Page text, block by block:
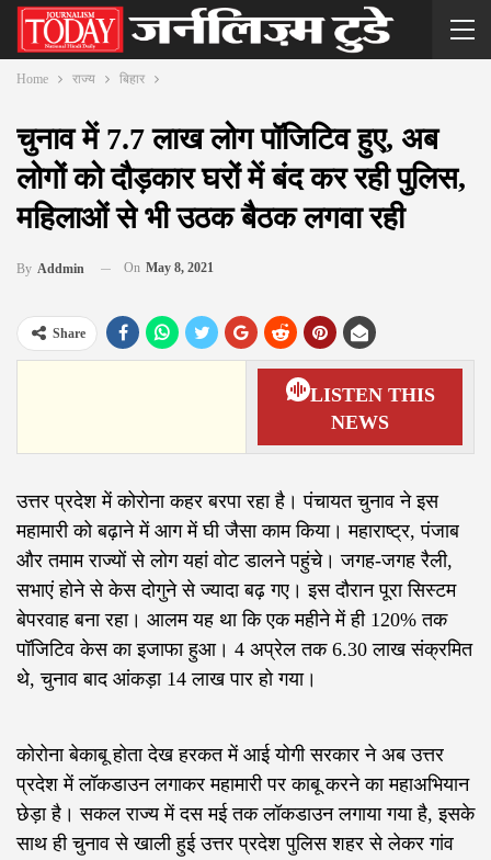
Home राज्य बिहार
चुनाव में 7.7 लाख लोग पॉजिटिव हुए, अब
लोगों को दौड़कार घरों में बंद कर रही पुलिस,
महिलाओं से भी उठक बैठक लगवा रही
By Addmin On May 8, 2021
Share
LISTEN THIS
NEWS
उत्तर प्रदेश में कोरोना कहर बरपा रहा है। पंचायत चुनाव ने इस
महामारी को बढ़ाने में आग में घी जैसा काम किया। महाराष्ट्र, पंजाब
और तमाम राज्यों से लोग यहां वोट डालने पहुंचे। जगह-जगह रैली,
सभाएं होने से केस दोगुने से ज्यादा बढ़ गए। इस दौरान पूरा सिस्टम
बेपरवाह बना रहा। आलम यह था कि एक महीने में ही 120% तक
पॉजिटिव केस का इजाफा हुआ। 4 अप्रेल तक 6.30 लाख संक्रमित
थे, चुनाव बाद आंकड़ा 14 लाख पार हो गया।
कोरोना बेकाबू होता देख हरकत में आई योगी सरकार ने अब उत्तर
प्रदेश में लॉकडाउन लगाकर महामारी पर काबू करने का महाअभियान
छेड़ा है। सकल राज्य में दस मई तक लॉकडाउन लगाया गया है, इसके
साथ ही चुनाव से खाली हुई उत्तर प्रदेश पुलिस शहर से लेकर गांव